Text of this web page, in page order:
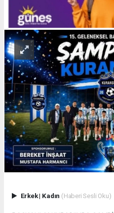
Erkek| Kadın (Haberi Sesli Oku)